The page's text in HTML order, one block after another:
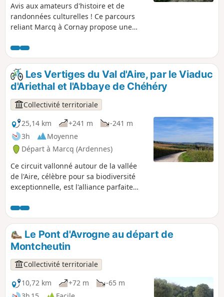
Avis aux amateurs d'histoire et de
randonnées culturelles ! Ce parcours
reliant Marcq à Cornay propose une
architectural de la région. Tout en
profitant de la sérénité des sous-bois,
les marcheurs auront le privilège
d'admirer trois châteaux remarquables,
le point de vue de la Croix du Bayle,
ainsi que l'élégance de ces deux villages
argonnais.
Les Vertiges du Val d'Aire, par le Viaduc
d'Ariethal et l'Abbaye de Chéhéry
Collectivité territoriale
25,14 km
+241 m
-241 m
3h
Moyenne
Départ à Marcq (Ardennes)
Ce circuit vallonné autour de la vallée
de l'Aire, célèbre pour sa biodiversité
exceptionnelle, est l'alliance parfaite
votre VTT pour affronter la variante des
Vertiges du Val d’Aire. Ce circuit musclé
vous fera vibrer au rythme de ses
passages en forêt et de ses panoramas
sur la campagne bucolique argonnaise,
tout en jalonnant votre route du charme
authentique de nos villages ruraux et
de haltes prestigieuses comme le
Viaduc d'Ariethal ou l'Abbaye de
Le Pont d'Avrogne au départ de
Montcheutin
Collectivité territoriale
10,72 km
+72 m
-65 m